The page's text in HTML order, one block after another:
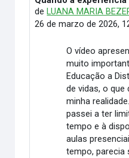
de LUANA MARIA
26 de marzo de 2026,
O vídeo
muito
Educação a
de vidas, o
minha
passei a ter
tempo e à
aulas
tempo, parecia